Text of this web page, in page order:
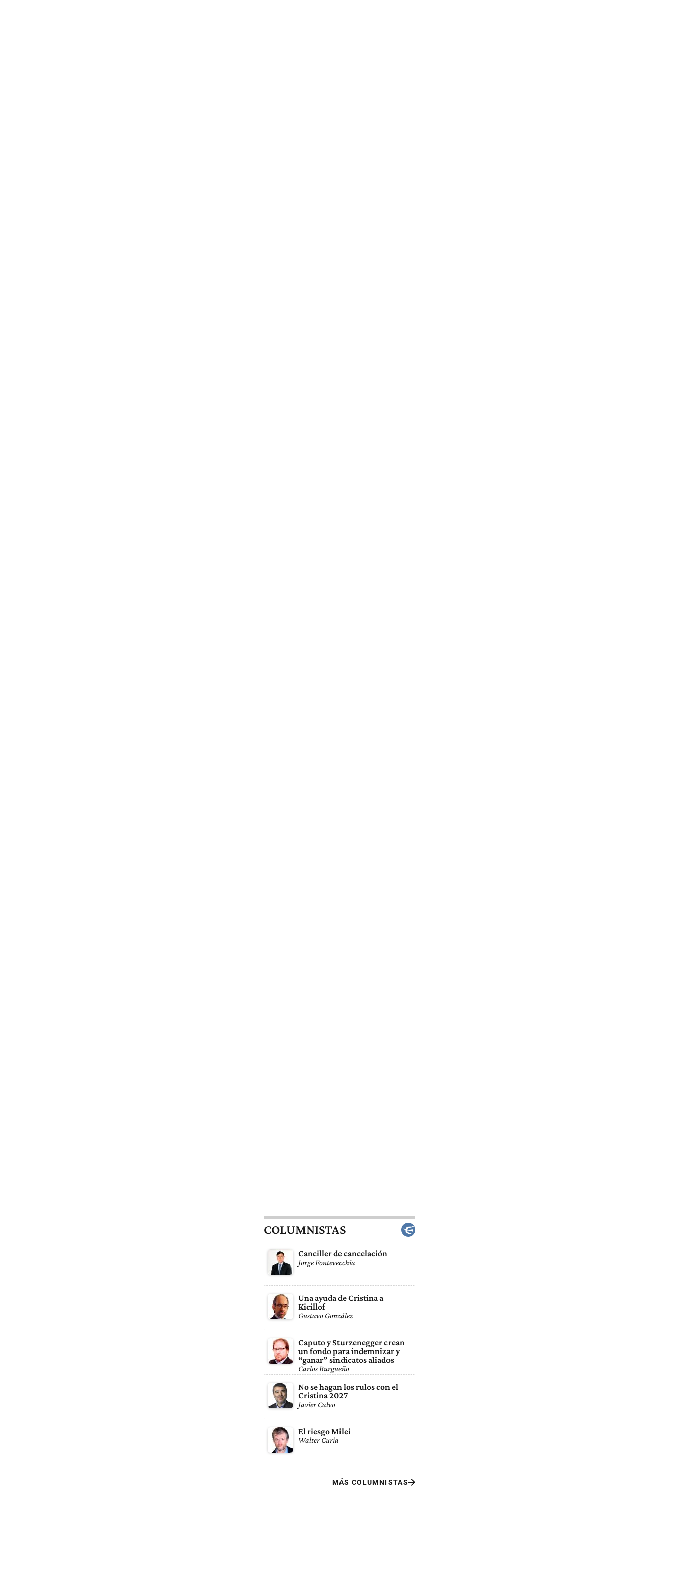
COLUMNISTAS
Canciller de cancelación
Jorge Fontevecchia
Una ayuda de Cristina a
Kicillof
Gustavo González
Caputo y Sturzenegger crean
un fondo para indemnizar y
“ganar” sindicatos aliados
Carlos Burgueño
No se hagan los rulos con el
Cristina 2027
Javier Calvo
El riesgo Milei
Walter Curia
MÁS COLUMNISTAS